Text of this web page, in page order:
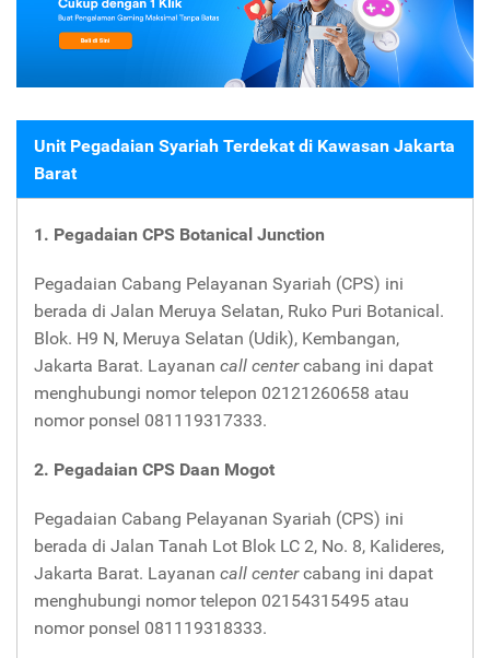
Unit Pegadaian Syariah Terdekat di Kawasan Jakarta
Barat
1. Pegadaian CPS Botanical Junction
Pegadaian Cabang Pelayanan Syariah (CPS) ini
berada di Jalan Meruya Selatan, Ruko Puri Botanical.
Blok. H9 N, Meruya Selatan (Udik), Kembangan,
Jakarta Barat. Layanan call center cabang ini dapat
menghubungi nomor telepon 02121260658 atau
nomor ponsel 081119317333.
2. Pegadaian CPS Daan Mogot
Pegadaian Cabang Pelayanan Syariah (CPS) ini
berada di Jalan Tanah Lot Blok LC 2, No. 8, Kalideres,
Jakarta Barat. Layanan call center cabang ini dapat
menghubungi nomor telepon 02154315495 atau
nomor ponsel 081119318333.